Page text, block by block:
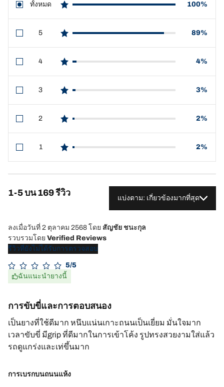
ทั้งหมด
star reviews
100%
5
star reviews
89%
4
star reviews
4%
3
star reviews
3%
2
star reviews
2%
1
star reviews
2%
1-5 บน 169 รีวิว
แบ่งตาม: เกี่ยวข้องมากที่สุด
ลงเมื่อวันที่ 2 ตุลาคม 2568 โดย สัญชัย ชนะกุล
รวบรวมโดย Verified Reviews
รีวิวที่ยังไม่ได้รับการตรวจสอบ
5/5
ฉันแนะนำยางนี้
การขับขี่และการตอบสนอง
เป็นยางที่ใช้ดีมาก หนึบแน่นเกาะถนนเป็นเยี่ยม มั่นใจมาก
เวลาขับขี่ มีgrip ที่ดีมากในการเข้าโค้ง รูปทรงสวยงามใส่แล้ว
รถดูแกร่งและเท่ขึ้นมาก
การเบรกบนถนนแห้ง